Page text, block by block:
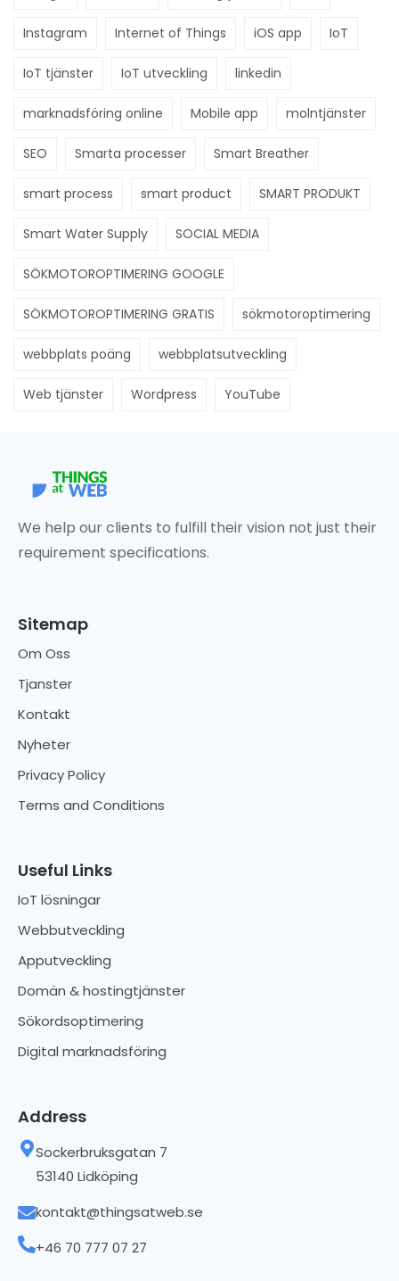
Instagram Internet of Things iOS app IoT
IoT tjänster IoT utveckling linkedin
marknadsföring online Mobile app molntjänster
SEO Smarta processer Smart Breather
smart process smart product SMART PRODUKT
Smart Water Supply SOCIAL MEDIA
SÖKMOTOROPTIMERING GOOGLE
SÖKMOTOROPTIMERING GRATIS sökmotoroptimering
webbplats poäng webbplatsutveckling
Web tjänster Wordpress YouTube
We help our clients to fulfill their vision not just their
requirement specifications.
Sitemap
Om Oss
Tjanster
Kontakt
Nyheter
Privacy Policy
Terms and Conditions
Useful Links
IoT lösningar
Webbutveckling
Apputveckling
Domän & hostingtjänster
Sökordsoptimering
Digital marknadsföring
Address
Sockerbruksgatan 7
53140 Lidköping
kontakt@thingsatweb.se
+46 70 777 07 27